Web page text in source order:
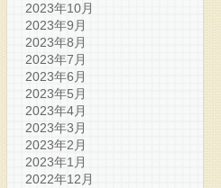
2023年10月
2023年9月
2023年8月
2023年7月
2023年6月
2023年5月
2023年4月
2023年3月
2023年2月
2023年1月
2022年12月